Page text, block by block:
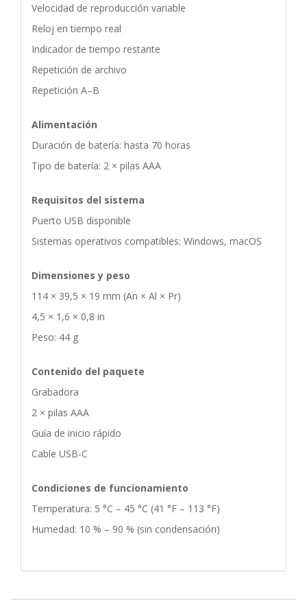
Velocidad de reproducción variable
Reloj en tiempo real
Indicador de tiempo restante
Repetición de archivo
Repetición A–B
Alimentación
Duración de batería: hasta 70 horas
Tipo de batería: 2 × pilas AAA
Requisitos del sistema
Puerto USB disponible
Sistemas operativos compatibles: Windows, macOS
Dimensiones y peso
114 × 39,5 × 19 mm (An × Al × Pr)
4,5 × 1,6 × 0,8 in
Peso: 44 g
Contenido del paquete
Grabadora
2 × pilas AAA
Guía de inicio rápido
Cable USB-C
Condiciones de funcionamiento
Temperatura: 5 °C – 45 °C (41 °F – 113 °F)
Humedad: 10 % – 90 % (sin condensación)